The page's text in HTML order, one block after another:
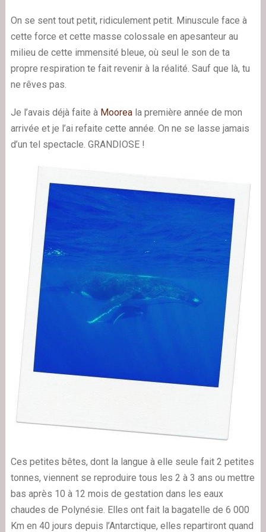
On se sent tout petit, ridiculement petit. Minuscule face à
cette force et cette masse colossale en apesanteur au
milieu de cette immensité bleue, où seul le son de ta
propre respiration te fait revenir à la réalité. Sauf que là, tu
ne rêves pas.
Je l’avais déjà faite à Mooreala première année de mon
arrivée et je l’ai refaite cette année. On ne se lasse jamais
d’un tel spectacle. GRANDIOSE !
Ces petites bêtes, dont la langue à elle seule fait 2 petites
tonnes, viennent se reproduire tous les 2 à 3 ans ou mettre
bas après 10 à 12 mois de gestation dans les eaux
chaudes de Polynésie. Elles ont fait la bagatelle de 6 000
Km en 40 jours depuis l’Antarctique, elles repartiront quand